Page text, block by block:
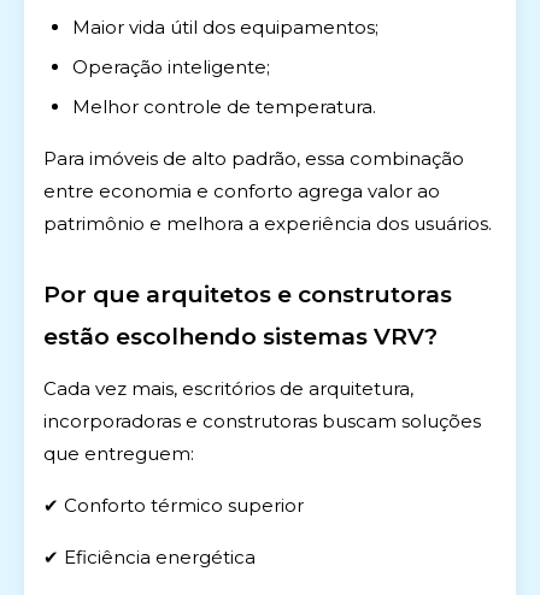
Maior vida útil dos equipamentos;
Operação inteligente;
Melhor controle de temperatura.
Para imóveis de alto padrão, essa combinação
entre economia e conforto agrega valor ao
patrimônio e melhora a experiência dos usuários.
Por que arquitetos e construtoras
estão escolhendo sistemas VRV?
Cada vez mais, escritórios de arquitetura,
incorporadoras e construtoras buscam soluções
que entreguem:
✔ Conforto térmico superior
✔ Eficiência energética